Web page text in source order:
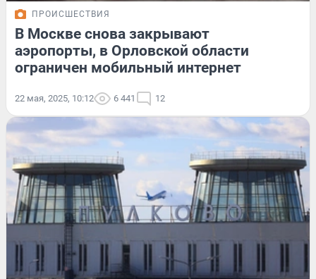
ПРОИСШЕСТВИЯ
В Москве снова закрывают
аэропорты, в Орловской области
ограничен мобильный интернет
22 мая, 2025, 10:12 6 441 12